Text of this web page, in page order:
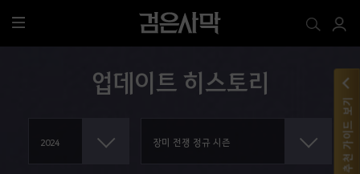
전
체
업데이트 히스토리
추천 가이드 보기